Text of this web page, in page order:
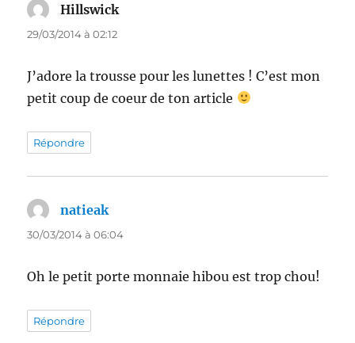
Hillswick
29/03/2014 à 02:12
J’adore la trousse pour les lunettes ! C’est mon
petit coup de coeur de ton article
Répondre
natieak
30/03/2014 à 06:04
Oh le petit porte monnaie hibou est trop chou!
Répondre